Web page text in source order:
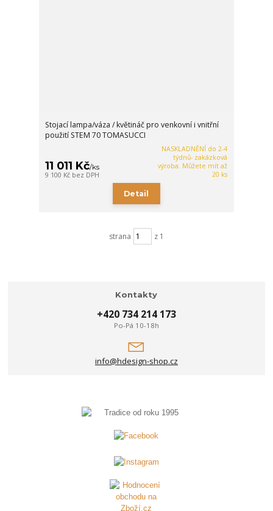
Stojací lampa/váza / květináč pro venkovní i vnitřní
použití STEM 70 TOMASUCCI
11 011 Kč/ks
9 100 Kč bez DPH
NASKLADNĚNÍ do 2-4
týdnů- zakázková
výroba. Můžete mít až
20 ks
Detail
strana z 1
Kontakty
+420 734 214 173
Po-Pá 10-18h
info@hdesign-shop.cz